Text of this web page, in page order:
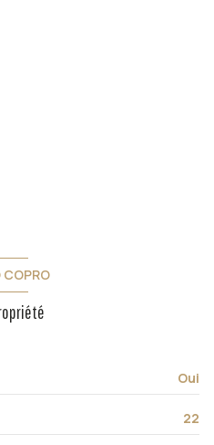
COPRO
Oui
22